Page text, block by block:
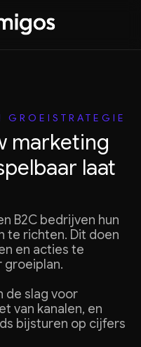
marketing
laat
B2C bedrijven hun
te richten. Dit doen
en acties te
groeiplan.
de slag voor
van kanalen, en
bijsturen op cijfers